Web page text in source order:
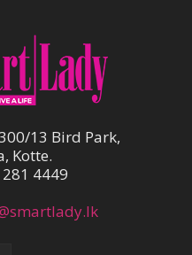
13 Bird Park,
Kotte.
4449